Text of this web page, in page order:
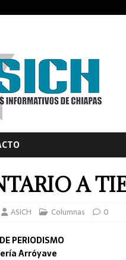
A
ASICH Columnas 0
PERIODISMO
Arróyave